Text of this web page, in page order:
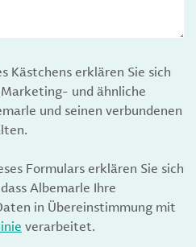
Kästchens erklären Sie sich
und ähnliche
und seinen verbundenen
Formulars erklären Sie sich
Albemarle Ihre
in Übereinstimmung mit
verarbeitet.